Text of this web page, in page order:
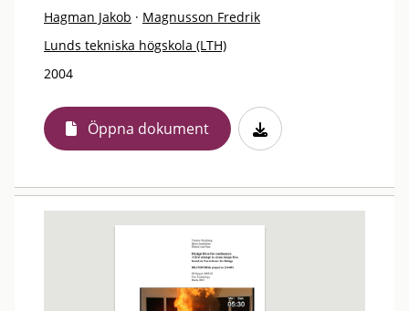
Hagman Jakob · Magnusson Fredrik
Lunds tekniska högskola (LTH)
2004
Öppna dokument